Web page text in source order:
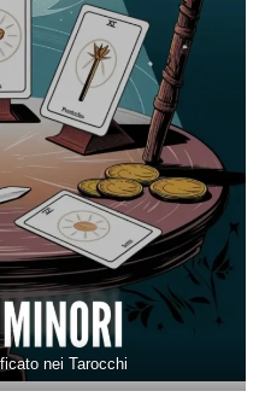
nei Tarocchi